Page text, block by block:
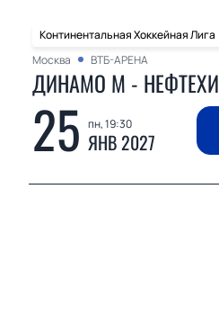
Континентальная Хоккейная Лига
Москва
ВТБ-АРЕНА
ДИНАМО М -
25 пн, 19:30
ЯНВ 2027